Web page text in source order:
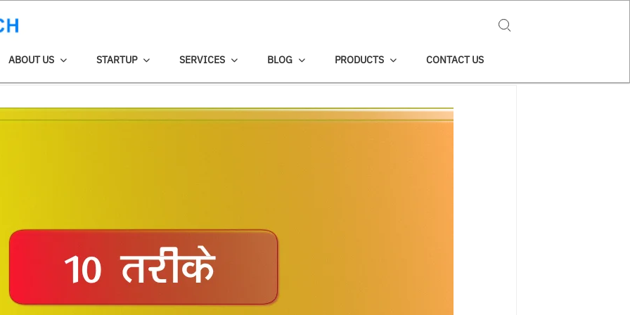
ABOUT US STARTUP SERVICES BLOG PRODUCTS CONTACT US
Search for: